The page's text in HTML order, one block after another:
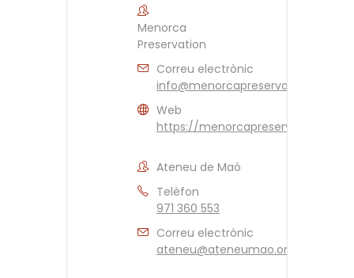
Menorca
Preservation
Correu electrònic
info@menorcapreservation.org
Web
https://menorcapreservation.org/
Ateneu de Maó
Telèfon
971 360 553
Correu electrònic
ateneu@ateneumao.org